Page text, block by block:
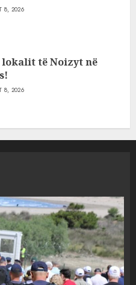
8, 2026
të Noizyt në
8, 2026